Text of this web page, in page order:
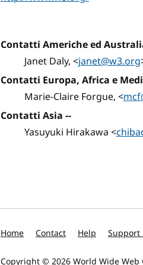
Contatti Americhe ed
Janet Daly, <janet@w3.org
Contatti Europa, Africa e
Marie-Claire Forgue, <
Contatti Asia --
Yasuyuki Hirakawa <
Home Contact Help Support
Copyright © 2026World Wide Web